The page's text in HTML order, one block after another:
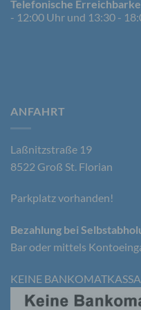
Telefonische
- 12:00 Uhr und 13:30 -
ANFAHRT
Laßnitzstraße 19
8522 Groß St. Florian
Parkplatz vorhanden!
Bezahlung bei
Bar oder mittels
KEINE BANKOMATKASSA
identifizierbare
personenbezogene
Verarbeitung ist jeder
automatisierter
Zusammenhang mit
wie das Erheben, das
Verwendung, die
Bereitstellung, den
die Einschränkung,
Vernichtung.
d) Einschränkung